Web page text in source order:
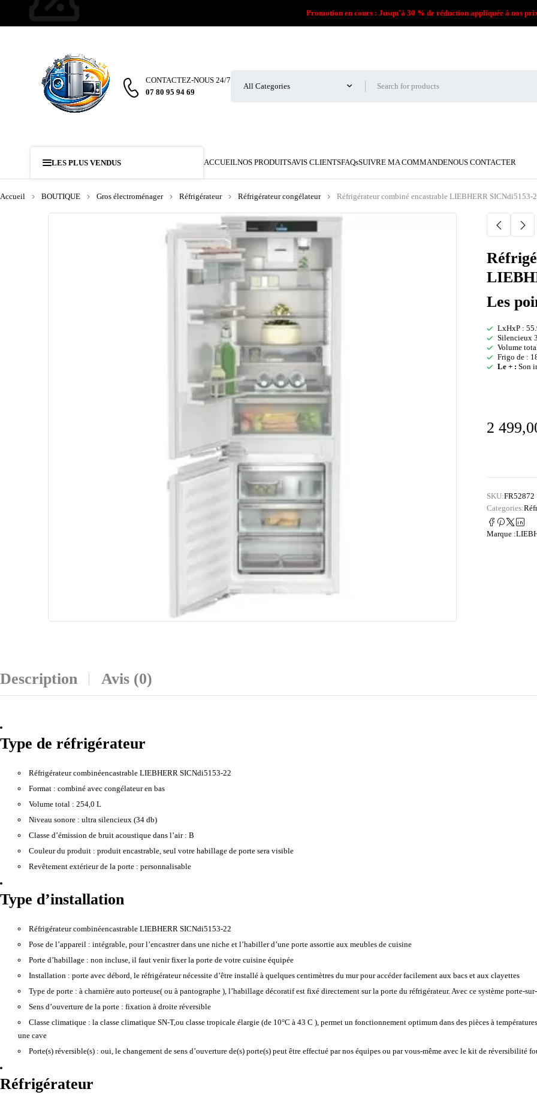
Promotion en cours : Jusqu'à 30 % de réduction appliquée à nos
CONTACTEZ-NOUS 24/7
07 80 95 94 69
LES PLUS VENDUS ACCUEILNOS PRODUITSAVIS CLIENTSFAQsSUIVRE MA COMMANDENOUS CONTACTER
Accueil BOUTIQUE Gros électroménager Réfrigérateur Réfrigérateur congélateur Réfrigérateur combiné encastrable LIEBHERR SICNdi5153-
Les
LxHxP :
Silencieux
Volume
Frigo de :
Le + : Son
2
SKU:FR52872
Categories:
Marque :
Description Avis (0)
Type de réfrigérateur
Réfrigérateur combinéencastrable LIEBHERR SICNdi5153-22
Format : combiné avec congélateur en bas
Volume total : 254,0 L
Niveau sonore : ultra silencieux (34 db)
Classe d’émission de bruit acoustique dans l’air : B
Couleur du produit : produit encastrable, seul votre habillage de porte sera visible
Revêtement extérieur de la porte : personnalisable
Type d’installation
Réfrigérateur combinéencastrable LIEBHERR SICNdi5153-22
Pose de l’appareil : intégrable, pour l’encastrer dans une niche et l’habiller d’une porte assortie aux meubles de cuisine
Porte d’habillage : non incluse, il faut venir fixer la porte de votre cuisine équipée
Installation : porte avec débord, le réfrigérateur nécessite d’être installé à quelques centimètres du mur pour accéder facilement aux bacs et aux clayettes
Type de porte : à charnière auto porteuse( ou à pantographe ), l’habillage décoratif est fixé directement sur la porte du réfrigérateur. Avec ce système porte-
Sens d’ouverture de la porte : fixation à droite réversible
Classe climatique : la classe climatique SN-T,ou classe tropicale élargie (de 10°C à 43 C ), permet un fonctionnement optimum dans des pièces à
une cave
Porte(s) réversible(s) : oui, le changement de sens d’ouverture de(s) porte(s) peut être effectué par nos équipes ou par vous-même avec le kit de réversibilité
Réfrigérateur